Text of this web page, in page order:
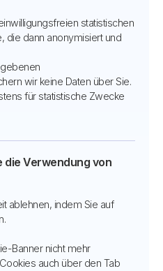
statistischen
die dann anonymisiert und
wir keine Daten über Sie.
für statistische Zwecke
die Verwendung von
ablehnen, indem Sie auf
Banner nicht mehr
auch über den Tab